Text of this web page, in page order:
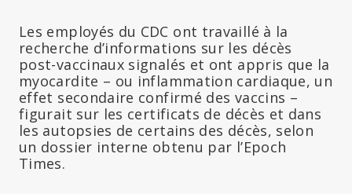
Les employés du CDC ont travaillé à la
recherche d’informations sur les décès
post-vaccinaux signalés et ont appris que la
myocardite – ou inflammation cardiaque, un
effet secondaire confirmé des vaccins –
figurait sur les certificats de décès et dans
les autopsies de certains des décès, selon
un dossier interne obtenu par l’Epoch
Times.